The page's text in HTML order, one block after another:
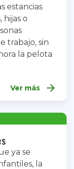
estancias
hijas o
trabajo, sin
la pelota
Ver más arrow_forward
ya se
la